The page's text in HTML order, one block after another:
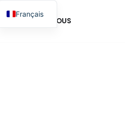
CONTACTEZ-NOUS
Français